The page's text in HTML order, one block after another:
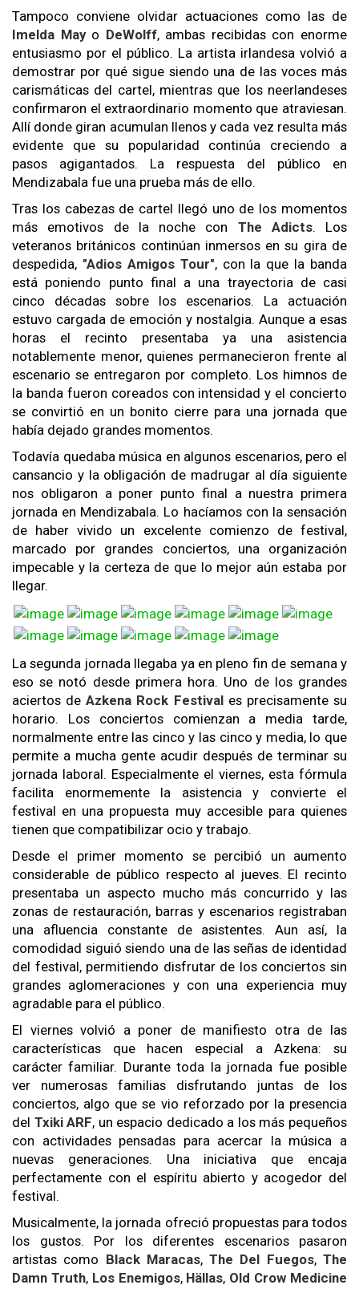
Tampoco conviene olvidar actuaciones como las de
Imelda Mayo DeWolff, ambas recibidas con enorme
entusiasmo por el público. La artista irlandesa volvió a
demostrar por qué sigue siendo una de las voces más
carismáticas del cartel, mientras que los neerlandeses
confirmaron el extraordinario momento que atraviesan.
Allí donde giran acumulan llenos y cada vez resulta más
evidente que su popularidad continúa creciendo a
pasos agigantados. La respuesta del público en
Mendizabala fue una prueba más de ello.
Tras los cabezas de cartel llegó uno de los momentos
más emotivos de la noche con The Adicts. Los
veteranos británicos continúan inmersos en su gira de
despedida, "Adios Amigos Tour", con la que la banda
está poniendo punto final a una trayectoria de casi
cinco décadas sobre los escenarios. La actuación
estuvo cargada de emoción y nostalgia. Aunque a esas
horas el recinto presentaba ya una asistencia
notablemente menor, quienes permanecieron frente al
escenario se entregaron por completo. Los himnos de
la banda fueron coreados con intensidad y el concierto
se convirtió en un bonito cierre para una jornada que
había dejado grandes momentos.
Todavía quedaba música en algunos escenarios, pero el
cansancio y la obligación de madrugar al día siguiente
nos obligaron a poner punto final a nuestra primera
jornada en Mendizabala. Lo hacíamos con la sensación
de haber vivido un excelente comienzo de festival,
marcado por grandes conciertos, una organización
impecable y la certeza de que lo mejor aún estaba por
llegar.
La segunda jornada llegaba ya en pleno fin de semana y
eso se notó desde primera hora. Uno de los grandes
aciertos deAzkena Rock Festivales precisamente su
horario. Los conciertos comienzan a media tarde,
normalmente entre las cinco y las cinco y media, lo que
permite a mucha gente acudir después de terminar su
jornada laboral. Especialmente el viernes, esta fórmula
facilita enormemente la asistencia y convierte el
festival en una propuesta muy accesible para quienes
tienen que compatibilizar ocio y trabajo.
Desde el primer momento se percibió un aumento
considerable de público respecto al jueves. El recinto
presentaba un aspecto mucho más concurrido y las
zonas de restauración, barras y escenarios registraban
una afluencia constante de asistentes. Aun así, la
comodidad siguió siendo una de las señas de identidad
del festival, permitiendo disfrutar de los conciertos sin
grandes aglomeraciones y con una experiencia muy
agradable para el público.
El viernes volvió a poner de manifiesto otra de las
características que hacen especial a Azkena: su
carácter familiar. Durante toda la jornada fue posible
ver numerosas familias disfrutando juntas de los
conciertos, algo que se vio reforzado por la presencia
del Txiki ARF, un espacio dedicado a los más pequeños
con actividades pensadas para acercar la música a
nuevas generaciones. Una iniciativa que encaja
perfectamente con el espíritu abierto y acogedor del
festival.
Musicalmente, la jornada ofreció propuestas para todos
los gustos. Por los diferentes escenarios pasaron
artistas como Black Maracas,The Del Fuegos,The
Damn Truth, Los Enemigos, Hällas, Old Crow Medicine